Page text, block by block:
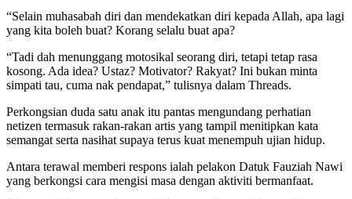
“Selain muhasabah diri dan mendekatkan diri kepada Allah, apa lagi
yang kita boleh buat? Korang selalu buat apa?
“Tadi dah menunggang motosikal seorang diri, tetapi tetap rasa
kosong. Ada idea? Ustaz? Motivator? Rakyat? Ini bukan minta
simpati tau, cuma nak pendapat,” tulisnya dalam Threads.
Perkongsian duda satu anak itu pantas mengundang perhatian
netizen termasuk rakan-rakan artis yang tampil menitipkan kata
semangat serta nasihat supaya terus kuat menempuh ujian hidup.
Antara terawal memberi respons ialah pelakon Datuk Fauziah Nawi
yang berkongsi cara mengisi masa dengan aktiviti bermanfaat.